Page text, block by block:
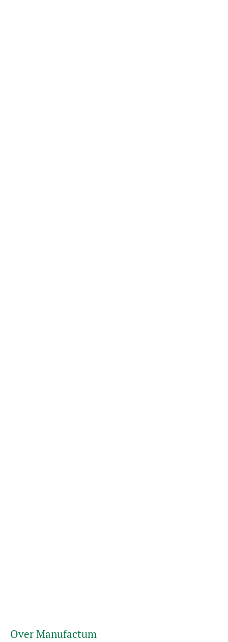
Over Manufactum